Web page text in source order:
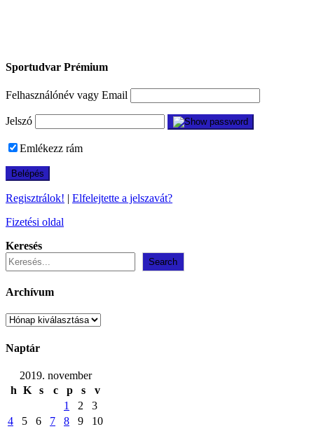
Sportudvar Prémium
Felhasználónév vagy Email
Jelszó
Emlékezz rám
Regisztrálok! | Elfelejtette a jelszavát?
Fizetési oldal
Keresés
Search
Archívum
Archívum
Naptár
2019. november
h K s c p s
v
1
2
3
4
5 6 7 8 9
10